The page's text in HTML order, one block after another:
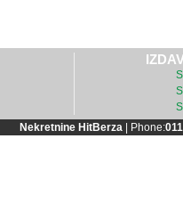
Nekretnine HitBerza| Phone: